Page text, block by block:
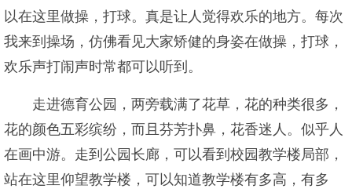
以在这里做操，打球。真是让人觉得欢乐的地方。每次
我来到操场，仿佛看见大家矫健的身姿在做操，打球，
欢乐声打闹声时常都可以听到。
走进德育公园，两旁载满了花草，花的种类很多，
花的颜色五彩缤纷，而且芬芳扑鼻，花香迷人。似乎人
在画中游。走到公园长廊，可以看到校园教学楼局部，
站在这里仰望教学楼，可以知道教学楼有多高，有多